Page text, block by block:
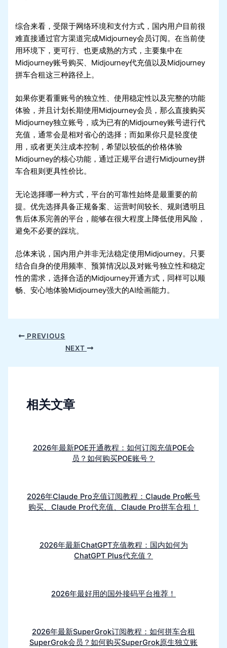
综合来看，受限于网络环境和支付方式，国内用户目前很
难直接通过官方渠道完成Midjourney会员订阅。在当前使
用环境下，更可行、也更成熟的方式，主要集中在
Midjourney账号购买、Midjourney代充值以及Midjourney
拼车合租这三种路径上。
如果你更看重账号的独立性、使用稳定性以及完整的功能
体验，并且计划长期使用Midjourney会员，那么直接购买
Midjourney独立账号，或为已有的Midjourney账号进行代
充值，通常会是相对省心的选择；而如果你只是轻度使
用，或者更关注成本控制，希望以较低的价格体验
Midjourney的核心功能，通过正规平台进行Midjourney拼
车合租则更具性价比。
无论选择哪一种方式，平台的可靠性始终是最重要的前
提。优先选择具备正规备案、运营时间较长、规则透明且
售后体系完善的平台，能够在很大程度上降低使用风险，
避免不必要的踩坑。
总体来说，国内用户并非无法稳定使用Midjourney。只要
结合自身的使用频率、预算情况以及对账号独立性和稳定
性的需求，选择合适的Midjourney开通方式，同样可以顺
畅、安心地体验Midjourney强大的AI绘画能力。
PREVIOUS
NEXT
相关文章
2026年最新POE开通教程：如何订阅充值POE会
员？如何购买POE账号？
2026年Claude Pro充值订阅教程：Claude Pro帐号
购买、Claude Pro代充值、Claude Pro拼车合租！
2026年最新ChatGPT充值教程：国内如何为
ChatGPT Plus代充值？
2026年最好用的国外接码平台推荐！
2026年最新SuperGrok订阅教程：如何拼车合租
SuperGrok会员？如何购买SuperGrok原生独立账